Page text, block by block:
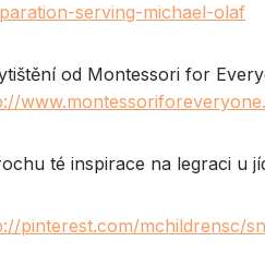
serving-michael-olaf
od Montessori for
té inspirace na legraci u
pinterest.com/mchildrensc/